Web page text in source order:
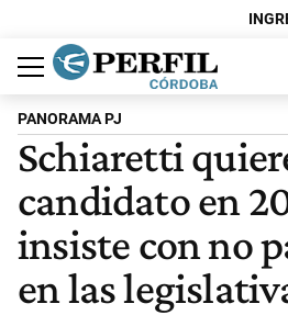
Política
Economía
Judiciales
Sociedad
Cultura
Espectáculos
Deportes
Protagonistas
PANORAMA PJ
Schiaretti
candidato en
insiste con no
en las